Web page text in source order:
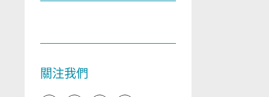
關注我們